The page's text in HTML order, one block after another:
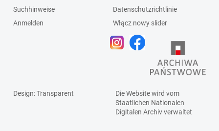
Suchhinweise
Anmelden
Datenschutzrichtlinie
Włącz nowy slider
Design: Transparent
Die Website wird vom
Staatlichen Nationalen
Digitalen Archivverwaltet